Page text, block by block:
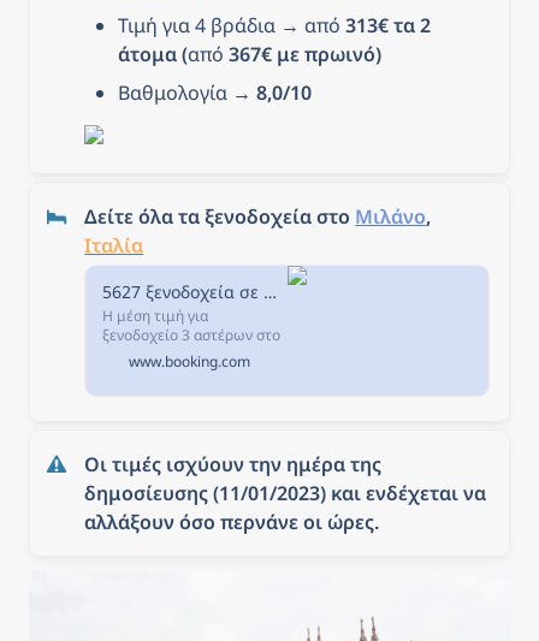
Τιμή για 4 βράδια → από 313€ τα 2
άτομα (από 367€ με πρωινό)
Βαθμολογία → 8,0/10
Δείτε όλα τα ξενοδοχεία στο Μιλάνο
Ιταλία
5627 ξενοδοχεία σε Μιλάνο, Ιταλία.
Η μέση τιμή για
ξενοδοχείο 3 αστέρων στο
Μιλάνο απόψε, είναι €
195,20 το βράδυ. Αν
επιλέξετε να μείνετε σε
ξενοδοχείο 5 αστέρων στο
Μιλάνο κοστίζει περίπου €
1.211,90 (βάσει των τιμών
στην Booking.com).
www.booking.com
Οι τιμές ισχύουν την ημέρα της
δημοσίευσης (11/01/2023) και ενδέχεται να
αλλάξουν όσο περνάνε οι ώρες.